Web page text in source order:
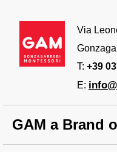
Via
T: +39
E:
GAM a Brand